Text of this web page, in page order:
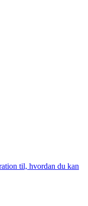
til, hvordan du kan